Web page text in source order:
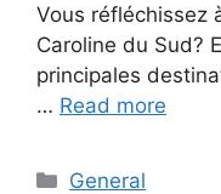
Vous réfléchissez
Caroline du Sud?
principales
… Read more
Categories
General